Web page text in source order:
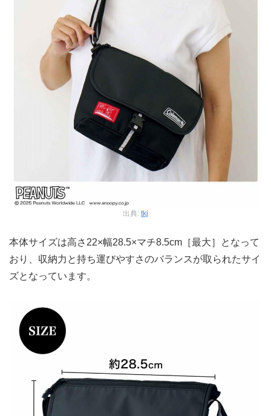
出典: tkj
本体サイズは高さ22×幅28.5×マチ8.5cm［最大］となって
おり、収納力と持ち運びやすさのバランスが取られたサイ
ズとなっています。